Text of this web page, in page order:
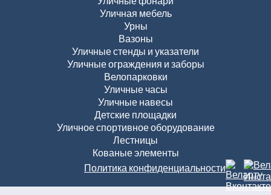
Уличная мебель
Урны
Вазоны
Уличные стенды и указатели
Уличные ограждения и заборы
Велопарковки
Уличные часы
Уличные навесы
Детские площадки
Уличное спортивное оборудование
Лестницы
Кованые элементы
Политика конфиденциальности